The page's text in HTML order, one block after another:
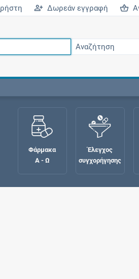
Δωρεάν εγγραφή
Φάρμακα
Α - Ω
Έλεγχος
συγχορήγησης